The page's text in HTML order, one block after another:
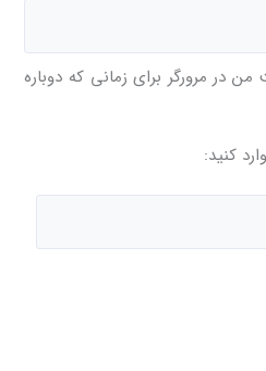
در مرورگر برای زمانی که دوباره
کنید: